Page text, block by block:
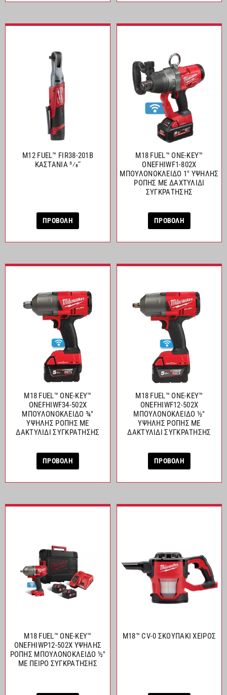
M12 FUEL™ FIR38-201B
ΚΑΣΤΑΝΙΑ 3⁄8˝
ΠΡΟΒΟΛΗ
M18 FUEL™ ONE-KEY™
ONEFHIWF1-802X
ΜΠΟΥΛΟΝΟΚΛΕΙΔΟ 1″ ΥΨΗΛΗΣ
ΡΟΠΗΣ ΜΕ ΔΑΧΤΥΛΙΔΙ
ΣΥΓΚΡΑΤΗΣΗΣ
ΠΡΟΒΟΛΗ
M18 FUEL™ ONE-KEY™
ONEFHIWF34-502X
ΜΠΟΥΛΟΝΟΚΛΕΙΔΟ ¾″
ΥΨΗΛΗΣ ΡΟΠΗΣ ΜΕ
ΔΑΚΤΥΛΙΔΙ ΣΥΓΚΡΑΤΗΣΗΣ
ΠΡΟΒΟΛΗ
M18 FUEL™ ONE-KEY™
ONEFHIWF12-502X
ΜΠΟΥΛΟΝΟΚΛΕΙΔΟ ½″
ΥΨΗΛΗΣ ΡΟΠΗΣ ΜΕ
ΔΑΚΤΥΛΙΔΙ ΣΥΓΚΡΑΤΗΣΗΣ
ΠΡΟΒΟΛΗ
M18 FUEL™ ONE-KEY™
ONEFHIWP12-502X ΥΨΗΛΗΣ
ΡΟΠΗΣ ΜΠΟΥΛΟΝΟΚΛΕΙΔΟ ½″
ΜΕ ΠΕΙΡΟ ΣΥΓΚΡΑΤΗΣΗΣ
M18™ CV-0 ΣΚΟΥΠΑΚΙ ΧΕΙΡΟΣ